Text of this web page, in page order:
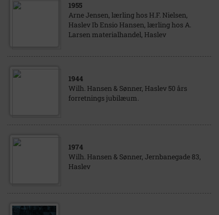
1955
Arne Jensen, lærling hos H.F. Nielsen,
Haslev Ib Ensio Hansen, lærling hos A.
Larsen materialhandel, Haslev
1944
Wilh. Hansen & Sønner, Haslev 50 års
forretnings jubilæum.
1974
Wilh. Hansen & Sønner, Jernbanegade 83,
Haslev